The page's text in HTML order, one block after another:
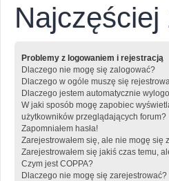
Problemy z logowaniem i rejestracją
Dlaczego nie mogę się zalogować?
Dlaczego w ogóle muszę się
Dlaczego jestem automatycznie
W jaki sposób mogę zapobiec
użytkowników przeglądających forum?
Zapomniałem hasła!
Zarejestrowałem się, ale nie mogę się
Zarejestrowałem się jakiś czas temu,
Czym jest COPPA?
Dlaczego nie mogę się zarejestrować?